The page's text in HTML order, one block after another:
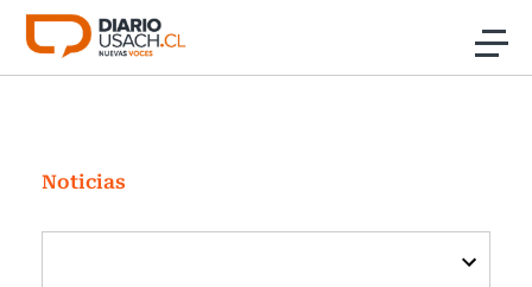
Click acá para ir directamente al contenido
Investigación
Cultura
Noticias